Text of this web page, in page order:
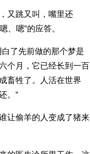
又跳又叫，嘴里还
、嗯”的应答。
了先前做的那个梦是
个月，它已经长到一百
畜牲了。人活在世界
。”
让偷羊的人变成了猪来